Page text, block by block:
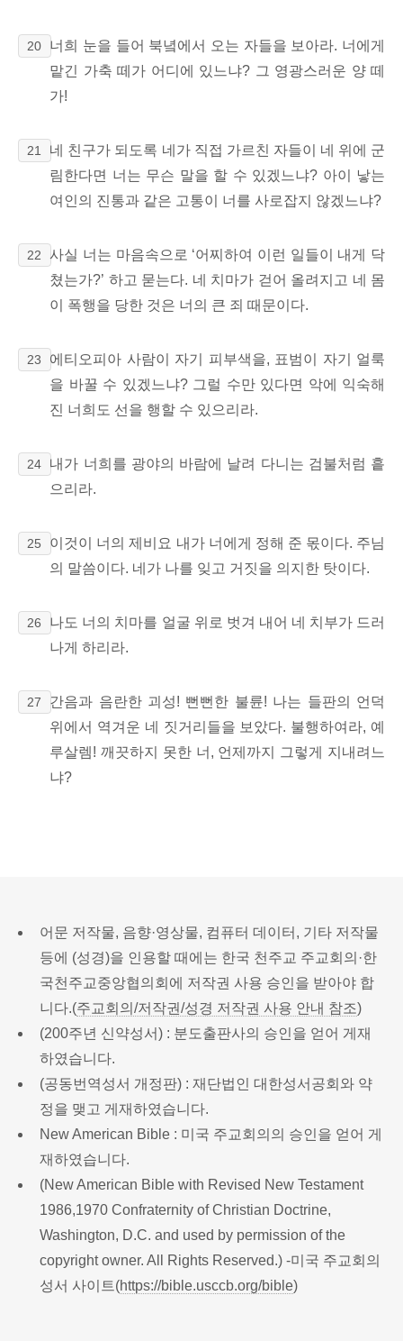
20
너희 눈을 들어 북녘에서 오는 자들을 보아라. 너에게
맡긴 가축 떼가 어디에 있느냐? 그 영광스러운 양 떼
가!
21
네 친구가 되도록 네가 직접 가르친 자들이 네 위에 군
림한다면 너는 무슨 말을 할 수 있겠느냐? 아이 낳는
여인의 진통과 같은 고통이 너를 사로잡지 않겠느냐?
22
사실 너는 마음속으로 ‘어찌하여 이런 일들이 내게 닥
쳤는가?’ 하고 묻는다. 네 치마가 걷어 올려지고 네 몸
이
폭행을 당한 것은 너의 큰 죄 때문이다.
23
에티오피아 사람이 자기 피부색을, 표범이 자기 얼룩
을 바꿀 수 있겠느냐? 그럴 수만 있다면 악에 익숙해
진 너희도 선을 행할 수 있으리라.
24
내가 너희를 광야의 바람에 날려 다니는 검불처럼 흩
으리라.
25
이것이 너의 제비요 내가 너에게 정해 준 몫이다. 주님
의 말씀이다. 네가 나를 잊고 거짓을 의지한 탓이다.
26
나도 너의 치마를 얼굴 위로 벗겨 내어 네 치부가 드러
나게 하리라.
27
간음과 음란한 괴성! 뻔뻔한 불륜! 나는 들판의 언덕
위에서 역겨운 네 짓거리들을 보았다. 불행하여라, 예
루살렘! 깨끗하지 못한 너, 언제까지 그렇게 지내려느
냐?
어문 저작물, 음향·영상물, 컴퓨터 데이터, 기타 저작물
등에 (성경)을 인용할 때에는 한국 천주교 주교회의·한
국천주교중앙협의회에 저작권 사용 승인을 받아야 합
니다.(주교회의/저작권/성경 저작권 사용 안내 참조)
(200주년 신약성서) : 분도출판사의 승인을 얻어 게재
하였습니다.
(공동번역성서 개정판) : 재단법인 대한성서공회와 약
정을 맺고 게재하였습니다.
New American Bible : 미국 주교회의의 승인을 얻어 게
재하였습니다.
(New American Bible with Revised New Testament
1986,1970 Confraternity of Christian Doctrine,
Washington, D.C. and used by permission of the
copyright owner. All Rights Reserved.) -미국 주교회의
성서 사이트(https://bible.usccb.org/bible)